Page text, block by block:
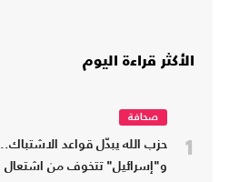
الأكثر قراءة اليوم
1
صحافة
حزب الله يبدّل قواعد الاشتباك..
و"إسرائيل" تتخوف من اشتعال